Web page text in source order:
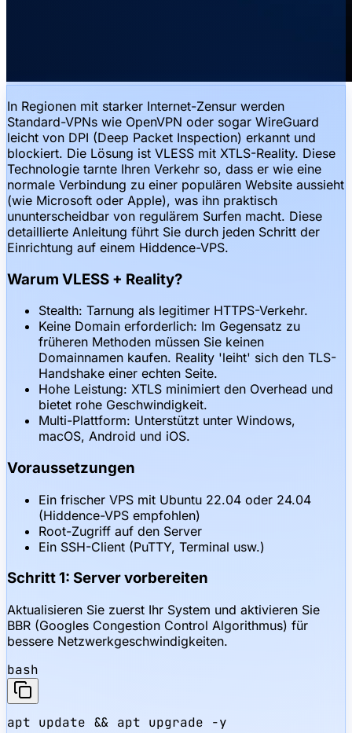
In Regionen mit starker Internet-Zensur werden
Standard-VPNs wie OpenVPN oder sogar WireGuard
leicht von DPI (Deep Packet Inspection) erkannt und
blockiert. Die Lösung ist VLESS mit XTLS-Reality. Diese
Technologie tarnte Ihren Verkehr so, dass er wie eine
normale Verbindung zu einer populären Website aussieht
(wie Microsoft oder Apple), was ihn praktisch
ununterscheidbar von regulärem Surfen macht. Diese
detaillierte Anleitung führt Sie durch jeden Schritt der
Einrichtung auf einem Hiddence-VPS.
Warum VLESS + Reality?
Stealth: Tarnung als legitimer HTTPS-Verkehr.
Keine Domain erforderlich: Im Gegensatz zu
früheren Methoden müssen Sie keinen
Domainnamen kaufen. Reality 'leiht' sich den TLS-
Handshake einer echten Seite.
Hohe Leistung: XTLS minimiert den Overhead und
bietet rohe Geschwindigkeit.
Multi-Plattform: Unterstützt unter Windows,
macOS, Android und iOS.
Voraussetzungen
Ein frischer VPS mit Ubuntu 22.04 oder 24.04
(Hiddence-VPS empfohlen)
Root-Zugriff auf den Server
Ein SSH-Client (PuTTY, Terminal usw.)
Schritt 1: Server vorbereiten
Aktualisieren Sie zuerst Ihr System und aktivieren Sie
BBR (Googles Congestion Control Algorithmus) für
bessere Netzwerkgeschwindigkeiten.
bash
apt update && apt upgrade -y